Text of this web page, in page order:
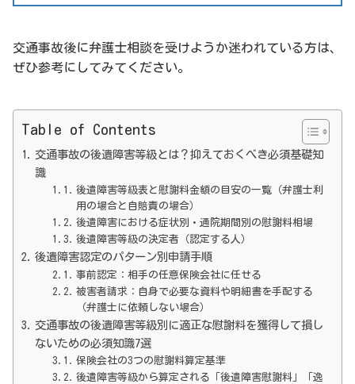
交通事故後に弁護士相談を受けようか迷われている方は、
ぜひ参考にしてみてください。
Table of Contents
交通事故の後遺障害等級とは？抑えておくべき必須基礎知
識
後遺障害等級表と慰謝料金額の目安の一覧（弁護士利
用の場合と自賠責の場合）
後遺障害における症状別・通院期間別の慰謝料相場
後遺障害等級の決定者（認定する人）
後遺障害認定のパターン別申請手順
事前認定：相手の任意保険会社に任せる
被害者請求：自身で必要な資料や明細書を手配する
（弁護士に依頼しない場合）
交通事故の後遺障害等級別に適正な慰謝料を獲得して損し
ないための必須知識7選
保険会社の3つの慰謝料算定基準
後遺障害等級から算定される「後遺障害慰謝料」「逸